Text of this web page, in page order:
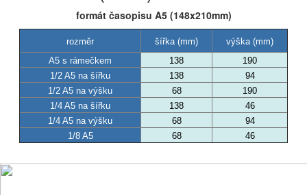
formát časopisu A5 (148x210mm)
rozměr šířka (mm)
výška (mm)
A5 s rámečkem
138
190
1/2 A5 na šířku
138
94
1/2 A5 na výšku
68
190
1/4 A5 na šířku
138
46
1/4 A5 na výšku
68
94
1/8 A5
68 46